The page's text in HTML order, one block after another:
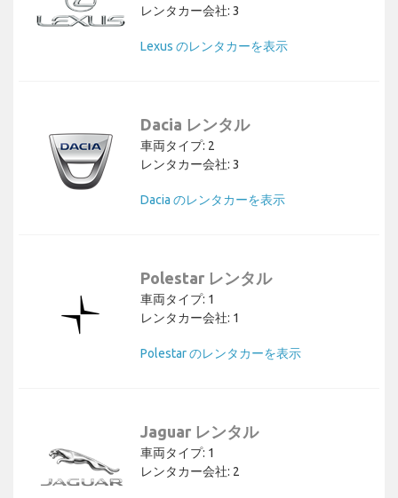
レンタカー会社: 3
Lexus のレンタカーを表示
Dacia レンタル
車両タイプ: 2
レンタカー会社: 3
Dacia のレンタカーを表示
Polestar レンタル
車両タイプ: 1
レンタカー会社: 1
Polestar のレンタカーを表示
Jaguar レンタル
車両タイプ: 1
レンタカー会社: 2